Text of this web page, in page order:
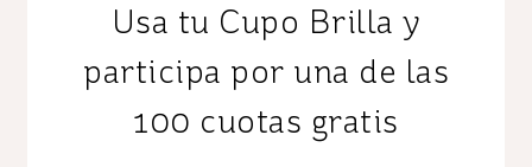
Usa tu Cupo Brilla y
participa por una de las
100 cuotas gratis